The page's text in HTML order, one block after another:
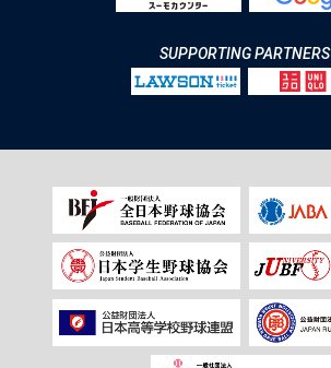
SUPPORTING PARTNERS